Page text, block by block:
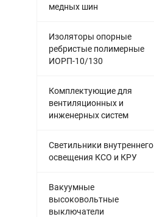
медных шин
Изоляторы опорные
ребристые полимерные
ИОРП-10/130
Комплектующие для
вентиляционных и
инженерных систем
Светильники внутреннего
освещения КСО и КРУ
Вакуумные
высоковольтные
выключатели